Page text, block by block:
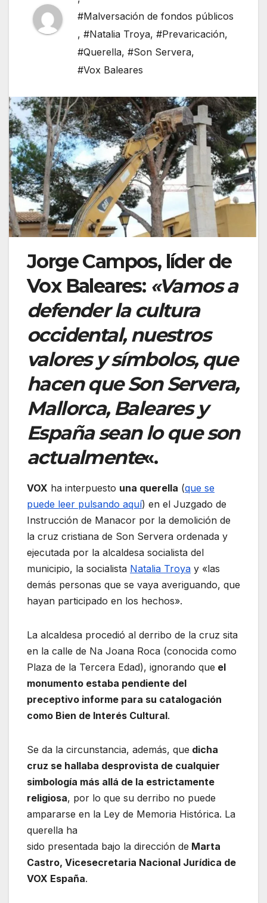
#Malversación de fondos públicos
, #Natalia Troya, #Prevaricación,
#Querella, #Son Servera,
#Vox Baleares
Jorge Campos, líder de
Vox Baleares: «Vamos a
defender la cultura
occidental, nuestros
valores y símbolos, que
hacen que Son Servera,
Mallorca, Baleares y
España sean lo que son
actualmente«.
VOX ha interpuesto una querella (que se
puede leer pulsando aquí) en el Juzgado de
Instrucción de Manacor por la demolición de
la cruz cristiana de Son Servera ordenada y
ejecutada por la alcaldesa socialista del
municipio, la socialista Natalia Troya y «las
demás personas que se vaya averiguando, que
hayan participado en los hechos».
La alcaldesa procedió al derribo de la cruz sita
en la calle de Na Joana Roca (conocida como
Plaza de la Tercera Edad), ignorando que el
monumento estaba pendiente del
preceptivo informe para su catalogación
como Bien de Interés Cultural.
Se da la circunstancia, además, que dicha
cruz se hallaba desprovista de cualquier
simbología más allá de la estrictamente
religiosa, por lo que su derribo no puede
ampararse en la Ley de Memoria Histórica. La
querella ha
sido presentada bajo la dirección de Marta
Castro, Vicesecretaria Nacional Jurídica de
VOX España.